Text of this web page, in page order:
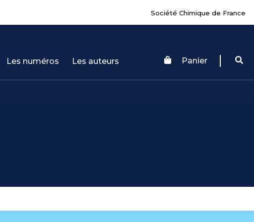
Société Chimique de France
Les numéros Les auteurs Panier